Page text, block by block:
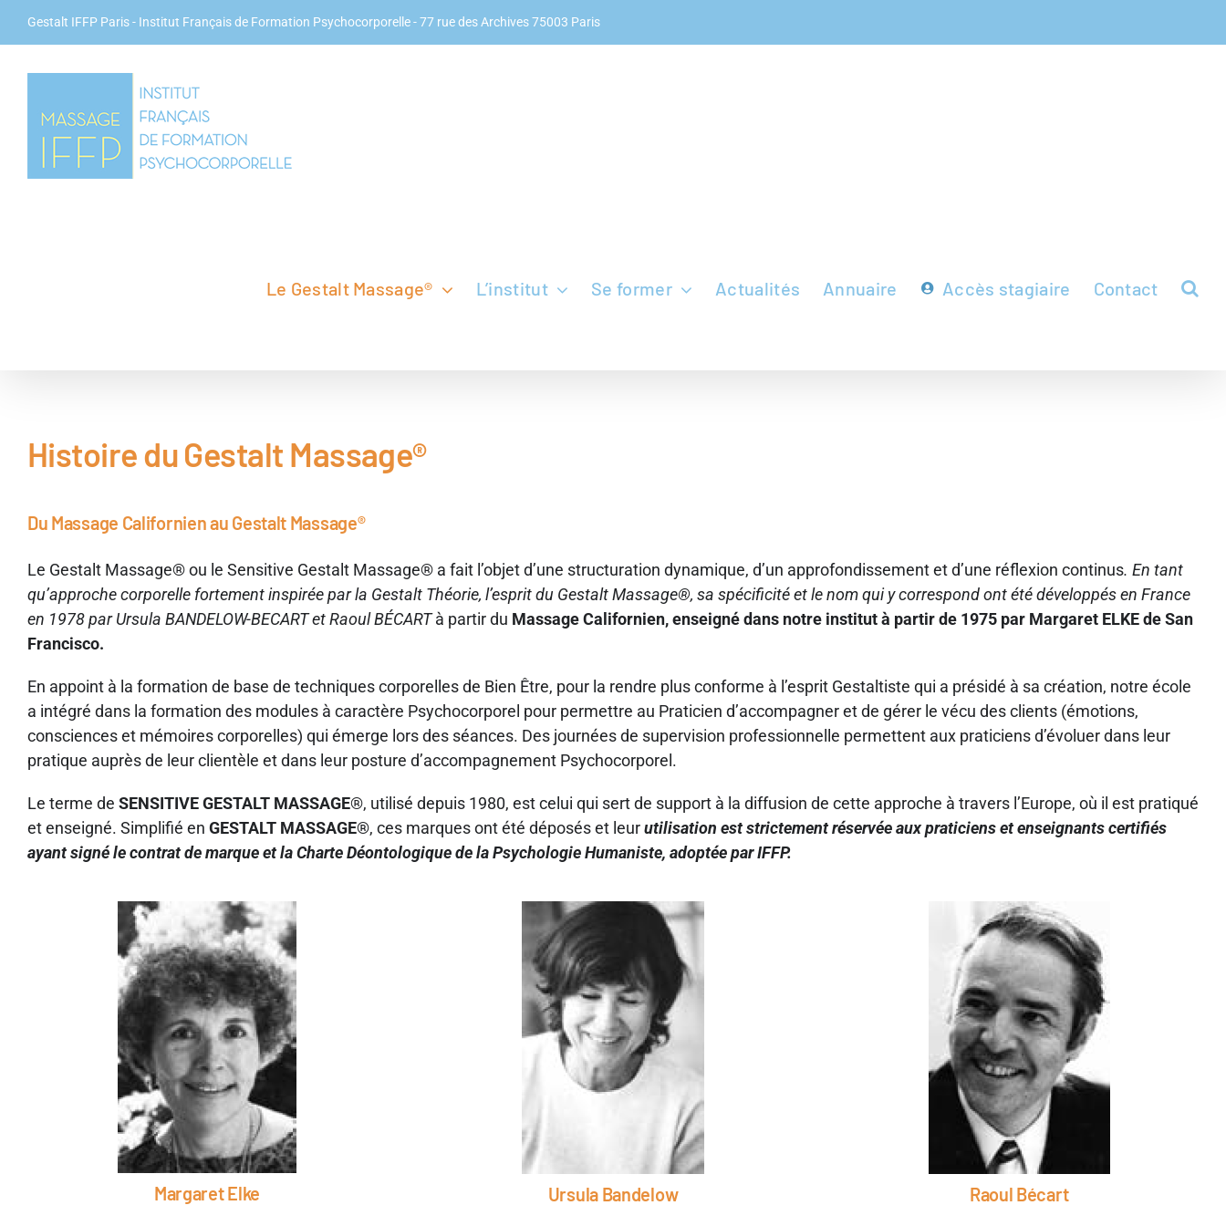
Gestalt IFFP Paris- Institut Français de Formation Psychocorporelle -77 rue des Archives 75003 Paris
Le Gestalt Massage® L’institut Se former Actualités Annuaire Accès stagiaire Contact
Histoire du Gestalt Massage®
Du Massage Californien au Gestalt Massage®
Le Gestalt Massage® ou le Sensitive Gestalt Massage® a fait l’objet d’une structuration dynamique, d’un approfondissement et d’une réflexion continus. En tant
qu’approche corporelle fortement inspirée par la Gestalt Théorie, l’esprit du Gestalt Massage®, sa spécificité et le nom qui y correspond ont été développés en France
en 1978 par Ursula BANDELOW-BECART et Raoul BÉCARTà partir du Massage Californien, enseigné dans notre institut à partir de 1975 par Margaret ELKE de San
Francisco.
En appoint à la formation de base de techniques corporelles de Bien Être, pour la rendre plus conforme à l’esprit Gestaltiste qui a présidé à sa création, notre école
a intégré dans la formation des modules à caractère Psychocorporel pour permettre au Praticien d’accompagner et de gérer le vécu des clients (émotions,
consciences et mémoires corporelles) qui émerge lors des séances. Des journées de supervision professionnelle permettent aux praticiens d’évoluer dans leur
pratique auprès de leur clientèle et dans leur posture d’accompagnement Psychocorporel.
Le terme de SENSITIVE GESTALT MASSAGE®, utilisé depuis 1980, est celui qui sert de support à la diffusion de cette approche à travers l’Europe, où il est pratiqué
et enseigné. Simplifié en GESTALT MASSAGE®, ces marques ont été déposés et leurutilisation est strictement réservée aux praticiens et enseignants certifiés
ayant signé le contrat de marque et la Charte Déontologique de la Psychologie Humaniste, adoptée par IFFP.
Margaret Elke Ursula Bandelow Raoul Bécart